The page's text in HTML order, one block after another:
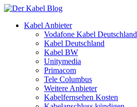
Kabel Anbieter
Vodafone Kabel Deutschland
Kabel Deutschland
Kabel BW
Unitymedia
Primacom
Tele Columbus
Weitere Anbieter
Kabelfernsehen Kosten